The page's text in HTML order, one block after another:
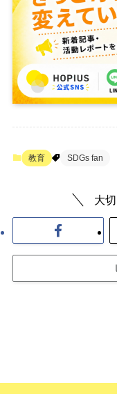
教育 SDGs fan
大